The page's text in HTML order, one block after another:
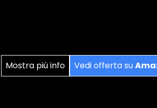
Mostra più info Vedi offerta su